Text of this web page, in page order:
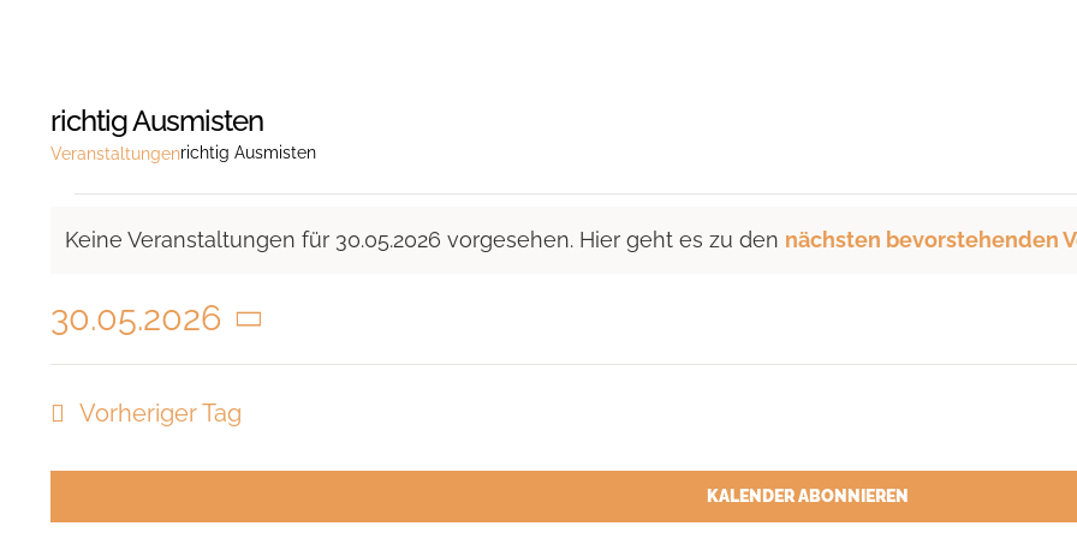
richtig Ausmisten
Veranstaltungenrichtig Ausmisten
für
Keine Veranstaltungen für 30.05.2026 vorgesehen. Hier geht es zu den nächsten bevorstehenden
30.05.2026
Datum
wählen.
Vorheriger Tag
KALENDER ABONNIEREN